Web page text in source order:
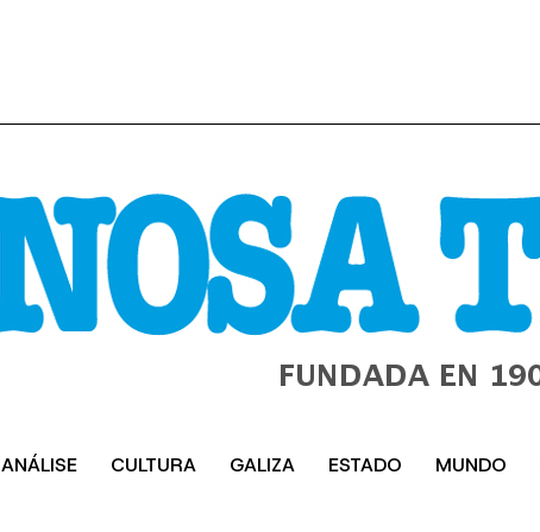
ANÁLISE CULTURA GALIZA ESTADO MUNDO